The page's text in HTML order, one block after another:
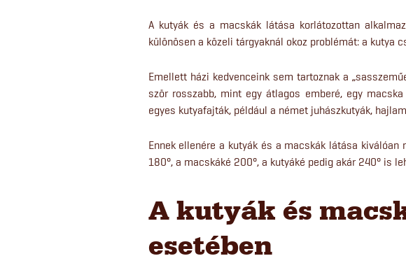
A kutyák és a macskák látása korlátozottan
különösen a közeli tárgyaknál okoz problémát: a
Emellett házi kedvenceink sem tartoznak a
ször rosszabb, mint egy átlagos emberé, egy
egyes kutyafajták, például a német juhászkutyák,
Ennek ellenére a kutyák és a macskák látása
180°, a macskáké 200°, a kutyáké pedig akár 240° is
A kutyák és
esetében